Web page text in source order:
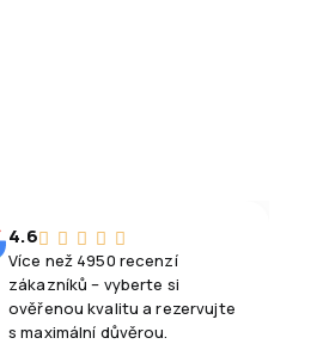
4.6
Více než 4950 recenzí
zákazníků – vyberte si
ověřenou kvalitu a rezervujte
s maximální důvěrou.